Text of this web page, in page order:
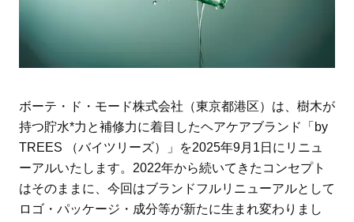
ボーテ・ド・モード株式会社（東京都港区）は、樹木が
持つ貯水*力と補修力に着目したヘアケアブランド「by
TREES （バイツリーズ）」を2025年9月1日にリニュ
ーアルいたします。2022年から続いてきたコンセプト
はそのままに、今回はブランドフルリニューアルとして
ロゴ・パッケージ・成分等が新たに生まれ変わりまし